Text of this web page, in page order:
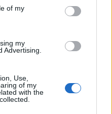
of my
my
Advertising.
Use,
of my
with the
preferált autoriter
belekeveri a
a lap fittyet hány a
ahhoz, hogy
egyaránt
inkább kifelé
ezt a kitelepülést, amely